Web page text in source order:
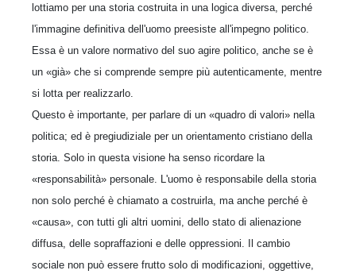
lottiamo per una storia costruita in una logica diversa, perché
l'immagine definitiva dell'uomo preesiste all'impegno politico.
Essa è un valore normativo del suo agire politico, anche se è
un «già» che si comprende sempre più autenticamente, mentre
si lotta per realizzarlo.
Questo è importante, per parlare di un «quadro di valori» nella
politica; ed è pregiudiziale per un orientamento cristiano della
storia. Solo in questa visione ha senso ricordare la
«responsabilità» personale. L'uomo è responsabile della storia
non solo perché è chiamato a costruirla, ma anche perché è
«causa», con tutti gli altri uomini, dello stato di alienazione
diffusa, delle sopraffazioni e delle oppressioni. Il cambio
sociale non può essere frutto solo di modificazioni, oggettive,